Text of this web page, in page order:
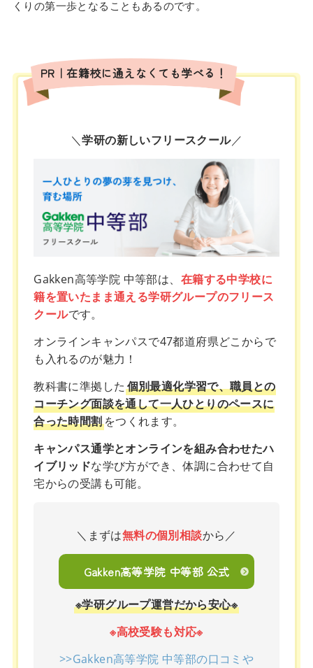
くりの第一歩となることもあるのです。
PR｜在籍校に通えなくても学べる！
＼学研の新しいフリースクール／
Gakken高等学院 中等部は、 在籍する中学校に
籍を置いたまま通える学研グループのフリース
クールです。
オンラインキャンパスで47都道府県どこからで
も入れるのが魅力！
教科書に準拠した 個別最適化学習で、職員との
コーチング面談を通して一人ひとりのペースに
合った時間割をつくれます。
キャンパス通学とオンラインを組み合わせたハ
イブリッドな学び方ができ、体調に合わせて自
宅からの受講も可能。
＼まずは無料の個別相談から／
Gakken高等学院 中等部 公式
※学研グループ運営だから安心※
※高校受験も対応※
>>Gakken高等学院 中等部の口コミや